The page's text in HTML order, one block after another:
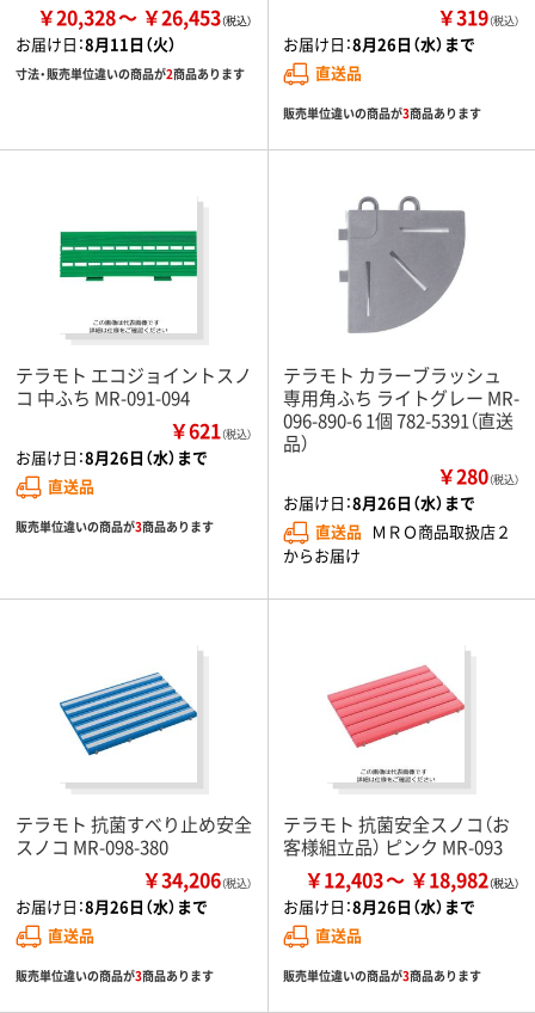
￥20,328 ￥26,453
お届け日：8月11日（火）
寸法・販売単位違いの商品が2商品あります
￥319（税込）
お届け日：8月26日（水）まで
直送品
販売単位違いの商品が3商品あります
テラモト エコジョイントスノ
コ 中ふち MR-091-094
￥621（税込）
お届け日：8月26日（水）まで
直送品
販売単位違いの商品が3商品あります
テラモト カラーブラッシュ
専用角ふち ライトグレー MR-
096-890-6 1個 782-5391（直送
品）
￥280（税込）
お届け日：8月26日（水）まで
直送品 ＭＲＯ商品取扱店２
からお届け
テラモト 抗菌すべり止め安全
スノコ MR-098-380
￥34,206（税込）
お届け日：8月26日（水）まで
直送品
販売単位違いの商品が3商品あります
テラモト 抗菌安全スノコ（お
客様組立品） ピンク MR-093
￥12,403 ￥18,982
お届け日：8月26日（水）まで
直送品
販売単位違いの商品が3商品あります